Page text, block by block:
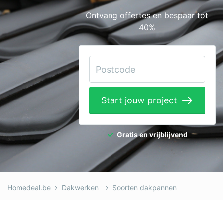
Asbest
Bestrating
Cv-ketels
Dakwerken
Elektricien
Gevelwerken
Glas
Hekwerken
Hovenier
Isolatie
Ontvang offertes en bespaar tot
40%
Start jouw project
Gratis en vrijblijvend
Homedeal.be Dakwerken Soorten dakpannen